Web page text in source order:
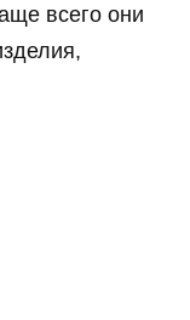
всего они